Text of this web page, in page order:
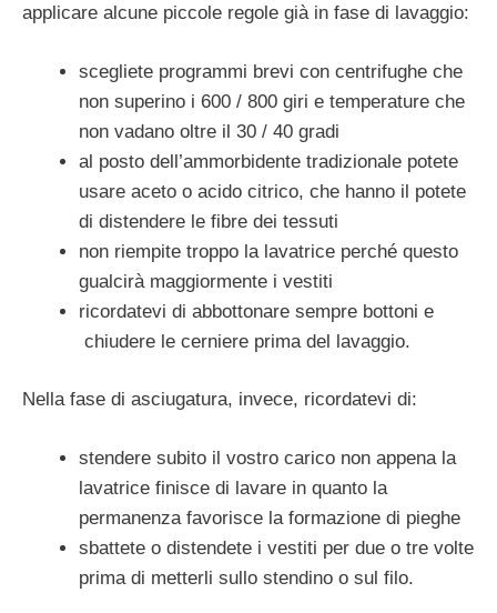
applicare alcune piccole regole già in fase di lavaggio:
scegliete programmi brevi con centrifughe che
non superino i 600 / 800 giri e temperature che
non vadano oltre il 30 / 40 gradi
al posto dell’ammorbidente tradizionale potete
usare aceto o acido citrico, che hanno il potete
di distendere le fibre dei tessuti
non riempite troppo la lavatrice perché questo
gualcirà maggiormente i vestiti
ricordatevi di abbottonare sempre bottoni e
chiudere le cerniere prima del lavaggio.
Nella fase di asciugatura, invece, ricordatevi di:
stendere subito il vostro carico non appena la
lavatrice finisce di lavare in quanto la
permanenza favorisce la formazione di pieghe
sbattete o distendete i vestiti per due o tre volte
prima di metterli sullo stendino o sul filo.